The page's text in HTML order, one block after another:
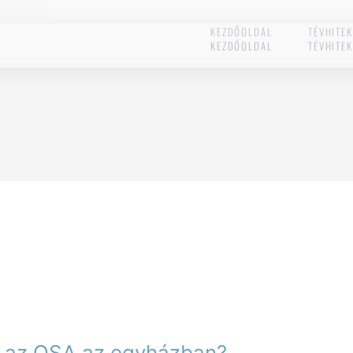
KEZDŐOLDAL TÉVHITEK
KEZDŐOLDAL TÉVHITEK